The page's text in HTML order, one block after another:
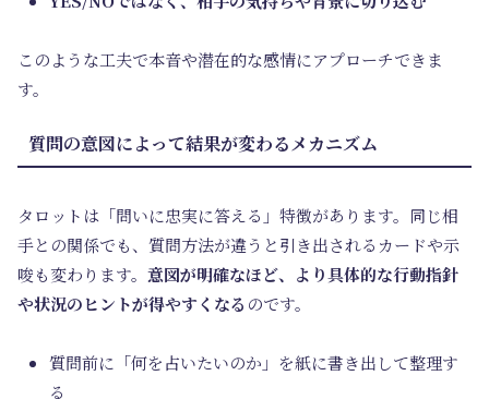
このような工夫で本音や潜在的な感情にアプローチできま
す。
質問の意図によって結果が変わるメカニズム
タロットは「問いに忠実に答える」特徴があります。同じ相
手との関係でも、質問方法が違うと引き出されるカードや示
唆も変わります。 意図が明確なほど、より具体的な行動指針
や状況のヒントが得やすくなる のです。
質問前に「何を占いたいのか」を紙に書き出して整理す
る